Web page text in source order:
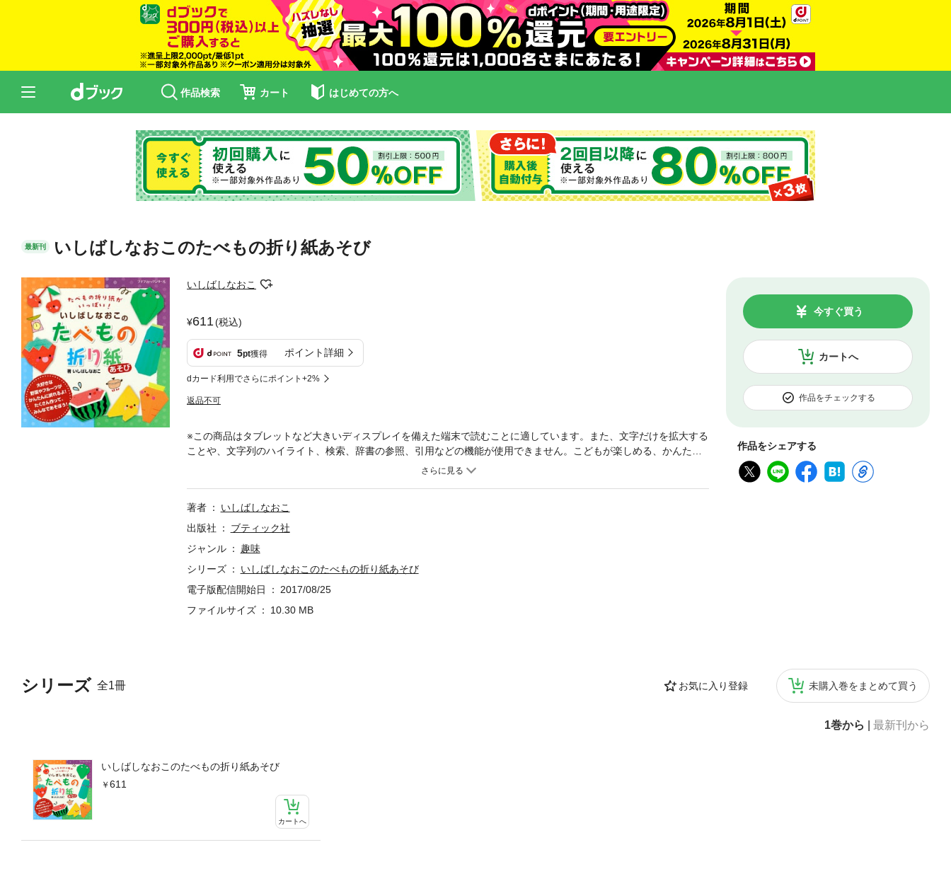
作品検索 カート はじめての方へ
最新刊 いしばしなおこのたべもの折り紙あそび
いしばしなおこ
611(税込)
5pt獲得 ポイント詳細
dカード利用でさらにポイント+2%
返品不可
カートへ
今すぐ買う
作品をチェックする
作品をシェアする
シリーズ 全1冊 お気に入り登録 未購入巻をまとめて買う
1巻から 最新刊から
いしばしなおこのたべもの折り紙あそび
611
カートへ
※この商品はタブレットなど大きいディスプレイを備えた端末で読むことに適しています。また、文字だけを拡大する
ことや、文字列のハイライト、検索、辞書の参照、引用などの機能が使用できません。こどもが楽しめる、かんたん
に折れてかわいい折り紙が大集合！野菜やスイーツ、果物などを掲載。
著者
いしばしなおこ
出版社
ブティック社
ジャンル
趣味
シリーズ
いしばしなおこのたべもの折り紙あそび
電子版配信開始日
2017/08/25
ファイルサイズ
10.30 MB